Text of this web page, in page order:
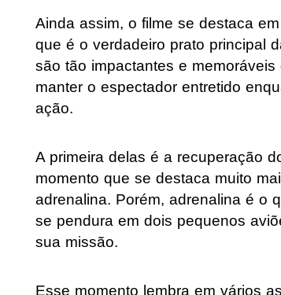
Ainda assim, o filme se destaca
que é o verdadeiro prato principal
são tão impactantes e
manter o espectador entretido
ação.
A primeira delas é a recuperação
momento que se destaca muito
adrenalina. Porém, adrenalina é o
se pendura em dois pequenos
sua missão.
Esse momento lembra em vários